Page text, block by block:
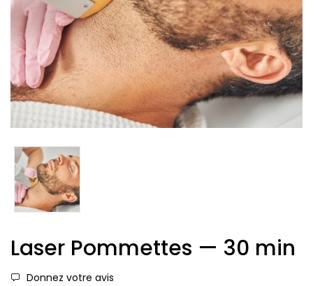
Laser Pommettes — 30 min
Donnez votre avis